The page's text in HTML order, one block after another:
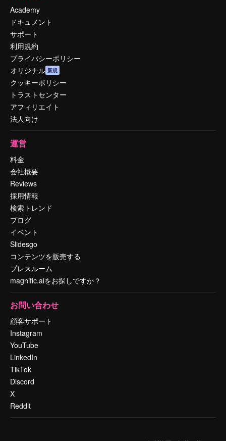
Academy
ドキュメント
サポート
利用規約
プライバシーポリシー
オリジナル 新規
クッキーポリシー
トラストセンター
アフィリエイト
法人向け
運営
料金
会社概要
Reviews
採用情報
検索トレンド
ブログ
イベント
Slidesgo
コンテンツを販売する
プレスルーム
magnific.aiをお探しですか？
お問い合わせ
顧客サポート
Instagram
YouTube
LinkedIn
TikTok
Discord
X
Reddit